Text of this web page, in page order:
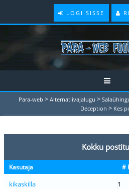
LOGI SISSE
Para-web > Alternatiivajalugu >
Deception > Kes
Kokku
Kasutaja #
kikaskilla
1